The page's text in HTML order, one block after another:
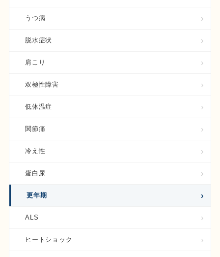
うつ病
脱水症状
肩こり
双極性障害
低体温症
関節痛
冷え性
蛋白尿
更年期
ALS
ヒートショック